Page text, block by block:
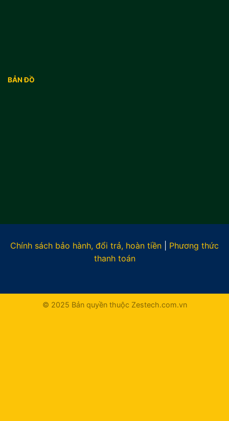
BẢN ĐỒ
Chính sách bảo hành, đổi trả, hoàn tiền
Phương thức
thanh toán
© 2025 Bản quyền thuộc Zestech.com.vn